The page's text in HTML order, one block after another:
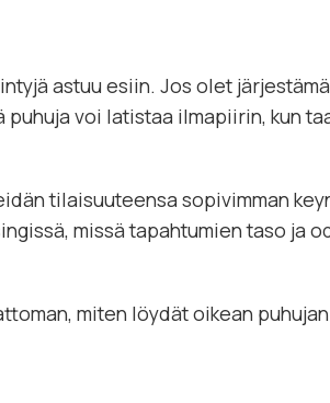
astuu esiin. Jos olet
voi latistaa ilmapiirin, kun
tilaisuuteensa sopivimman
missä tapahtumien taso ja
miten löydät oikean